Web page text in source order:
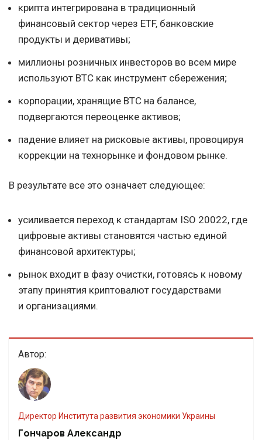
крипта интегрирована в традиционный
финансовый сектор через ETF, банковские
продукты и деривативы;
миллионы розничных инвесторов во всем мире
используют BTC как инструмент сбережения;
корпорации, хранящие BTC на балансе,
подвергаются переоценке активов;
падение влияет на рисковые активы, провоцируя
коррекции на технорынке и фондовом рынке.
В результате все это означает следующее:
усиливается переход к стандартам ISO 20022, где
цифровые активы становятся частью единой
финансовой архитектуры;
рынок входит в фазу очистки, готовясь к новому
этапу принятия криптовалют государствами
и организациями.
Автор:
Директор Института развития экономики Украины
Гончаров Александр